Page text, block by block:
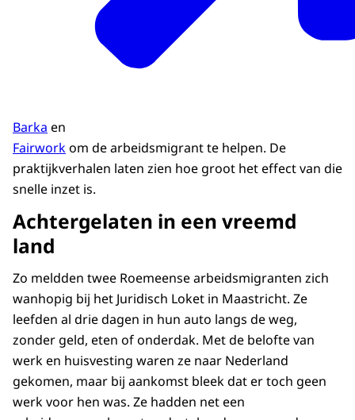
Barka en
Fairworkom de arbeidsmigrant te helpen. De
praktijkverhalen laten zien hoe groot het effect van die
snelle inzet is.
Achtergelaten in een vreemd
land
Zo meldden twee Roemeense arbeidsmigranten zich
wanhopig bij het Juridisch Loket in Maastricht. Ze
leefden al drie dagen in hun auto langs de weg,
zonder geld, eten of onderdak. Met de belofte van
werk en huisvesting waren ze naar Nederland
gekomen, maar bij aankomst bleek dat er toch geen
werk voor hen was. Ze hadden net een